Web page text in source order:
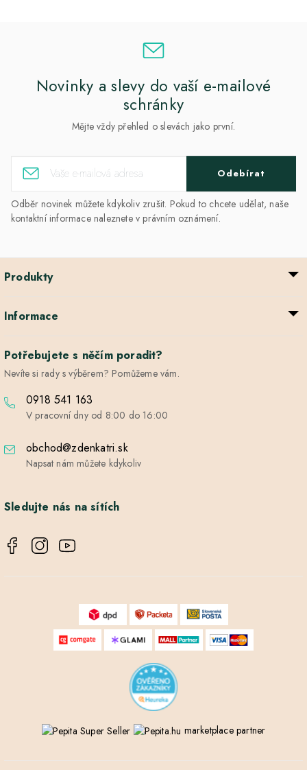
Novinky a slevy do vaší e-mailové
schránky
Mějte vždy přehled o slevách jako první.
Odebírat
Odběr novinek můžete kdykoliv zrušit. Pokud to chcete udělat, naše
kontaktní informace naleznete v právním oznámení.
Produkty
Informace
Potřebujete s něčím poradit?
Nevíte si rady s výběrem? Pomůžeme vám.
0918 541 163
V pracovní dny od 8:00 do 16:00
obchod@zdenkatri.sk
Napsat nám můžete kdykoliv
Sledujte nás na sítích
marketplace partner